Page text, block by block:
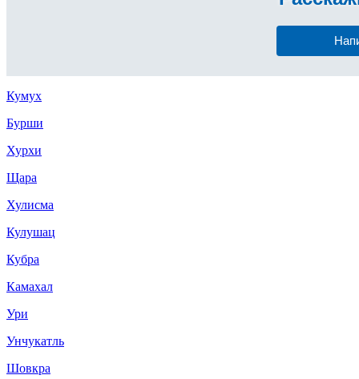
Кумух
Бурши
Хурхи
Щара
Хулисма
Кулушац
Кубра
Камахал
Ури
Унчукатль
Шовкра